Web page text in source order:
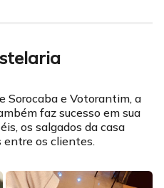
Sorocaba e Votorantim, a
faz sucesso em sua
os salgados da casa
entre os clientes.